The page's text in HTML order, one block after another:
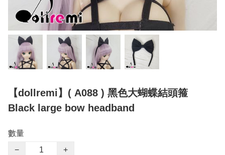
【dollremi】( A088 ) 黑色大蝴蝶結頭箍
Black large bow headband
數量
−
+